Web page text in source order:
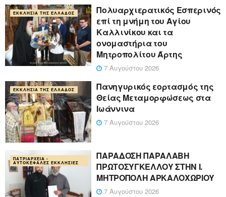
ΕΚΚΛΗΣΊΑ ΤΗΣ ΕΛΛΆΔΟΣ
Πολυαρχιερατικός Εσπερινός
επί τη μνήμη του Αγίου
Καλλινίκου και τα
ονομαστήρια του
Μητροπολίτου Άρτης
7 Αυγούστου 2026
ΕΚΚΛΗΣΊΑ ΤΗΣ ΕΛΛΆΔΟΣ
Πανηγυρικός εορτασμός της
Θείας Μεταμορφώσεως στα
Ιωάννινα
7 Αυγούστου 2026
ΠΑΤΡΙΑΡΧΕΊΑ -
ΑΥΤΟΚΈΦΑΛΕΣ ΕΚΚΛΗΣΊΕΣ
ΠΑΡΑΔΟΣΗ ΠΑΡΑΛΑΒΗ
ΠΡΩΤΟΣΥΓΚΕΛΛΟΥ ΣΤΗΝ Ι.
ΜΗΤΡΟΠΟΛΗ ΑΡΚΑΛΟΧΩΡΙΟΥ
7 Αυγούστου 2026